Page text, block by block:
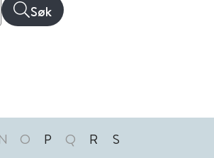
Søk
N O P Q R S